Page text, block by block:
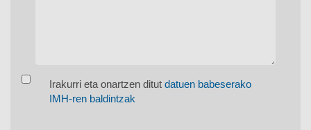
Irakurri eta onartzen ditut datuen babeserako
IMH-ren baldintzak